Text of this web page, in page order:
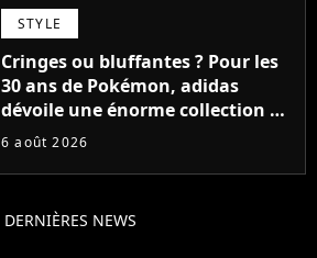
STYLE
Cringes ou bluffantes ? Pour les
30 ans de Pokémon, adidas
dévoile une énorme collection de
sneakers et je ne sais pas quoi en
6 août 2026
DERNIÈRES NEWS